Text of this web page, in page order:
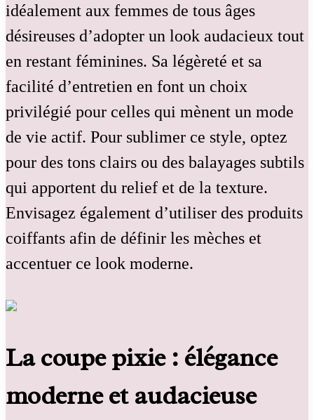
idéalement aux femmes de tous âges
désireuses d’adopter un look audacieux tout
en restant féminines. Sa légèreté et sa
facilité d’entretien en font un choix
privilégié pour celles qui mènent un mode
de vie actif. Pour sublimer ce style, optez
pour des tons clairs ou des balayages subtils
qui apportent du relief et de la texture.
Envisagez également d’utiliser des produits
coiffants afin de définir les mèches et
accentuer ce look moderne.
La coupe pixie : élégance
moderne et audacieuse